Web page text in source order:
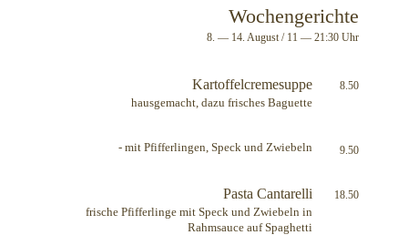
Wochengerichte
8. — 14. August / 11 — 21:30 Uhr
Kartoffelcremesuppe
hausgemacht, dazu frisches Baguette
8.50
- mit Pfifferlingen, Speck und Zwiebeln 9.50
Pasta Cantarelli
frische Pfifferlinge mit Speck und Zwiebeln in
Rahmsauce auf Spaghetti
18.50